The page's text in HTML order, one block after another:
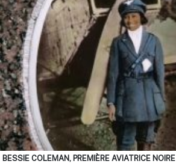
BESSIE COLEMAN, PREMIÈRE AVIATRICE NOIRE